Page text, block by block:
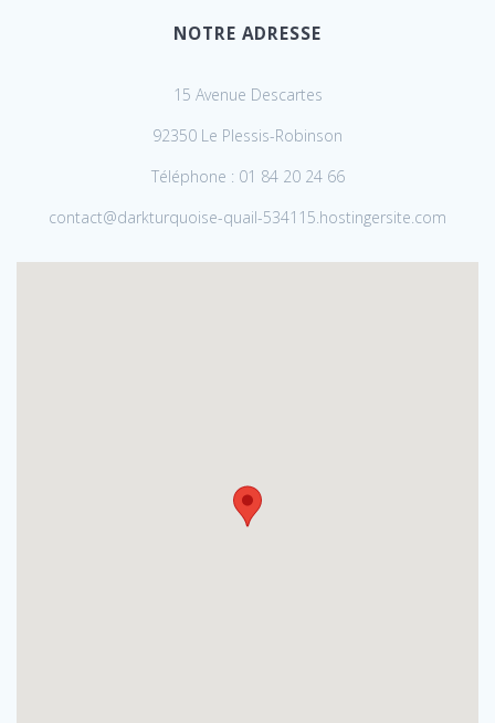
NOTRE ADRESSE
15 Avenue Descartes
92350 Le Plessis-Robinson
Téléphone : 01 84 20 24 66
contact@darkturquoise-quail-534115.hostingersite.com